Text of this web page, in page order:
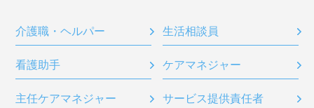
介護職・ヘルパー 生活相談員
看護助手 ケアマネジャー
主任ケアマネジャー サービス提供責任者